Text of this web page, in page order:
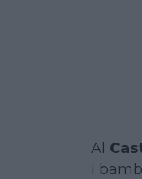
Al
i